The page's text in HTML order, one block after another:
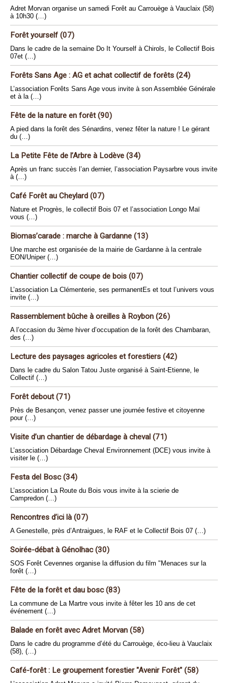
Adret Morvan organise un samedi Forêt au Carrouège à Vauclaix (58)
à 10h30 (…)
Forêt yourself (07)
Dans le cadre de la semaine Do It Yourself à Chirols, le Collectif Bois
07et (…)
Forêts Sans Age : AG et achat collectif de forêts (24)
L’association Forêts Sans Age vous invite à son Assemblée Générale
et à la (…)
Fête de la nature en forêt (90)
A pied dans la forêt des Sénardins, venez fêter la nature ! Le gérant
du (…)
La Petite Fête de l’Arbre à Lodève (34)
Après un franc succès l’an dernier, l’association Paysarbre vous invite
à (…)
Café Forêt au Cheylard (07)
Nature et Progrès, le collectif Bois 07 et l’association Longo Maï
vous (…)
Biomas’carade : marche à Gardanne (13)
Une marche est organisée de la mairie de Gardanne à la centrale
EON/Uniper (…)
Chantier collectif de coupe de bois (07)
L’association La Clémenterie, ses permanentEs et tout l’univers vous
invite (…)
Rassemblement bûche à oreilles à Roybon (26)
A l’occasion du 3ème hiver d’occupation de la forêt des Chambaran,
des (…)
Lecture des paysages agricoles et forestiers (42)
Dans le cadre du Salon Tatou Juste organisé à Saint-Etienne, le
Collectif (…)
Forêt debout (71)
Près de Besançon, venez passer une journée festive et citoyenne
pour (…)
Visite d’un chantier de débardage à cheval (71)
L’association Débardage Cheval Environnement (DCE) vous invite à
visiter le (…)
Festa del Bosc (34)
L’association La Route du Bois vous invite à la scierie de
Campredon (…)
Rencontres d’ici là (07)
A Genestelle, près d’Antraigues, le RAF et le Collectif Bois 07 (…)
Soirée-débat à Génolhac (30)
SOS Forêt Cevennes organise la diffusion du film "Menaces sur la
forêt (…)
Fête de la forêt et dau bosc (83)
La commune de La Martre vous invite à fêter les 10 ans de cet
événement (…)
Balade en forêt avec Adret Morvan (58)
Dans le cadre du programme d’été du Carrouège, éco-lieu à Vauclaix
(58), (…)
Café-forêt : Le groupement forestier "Avenir Forêt" (58)